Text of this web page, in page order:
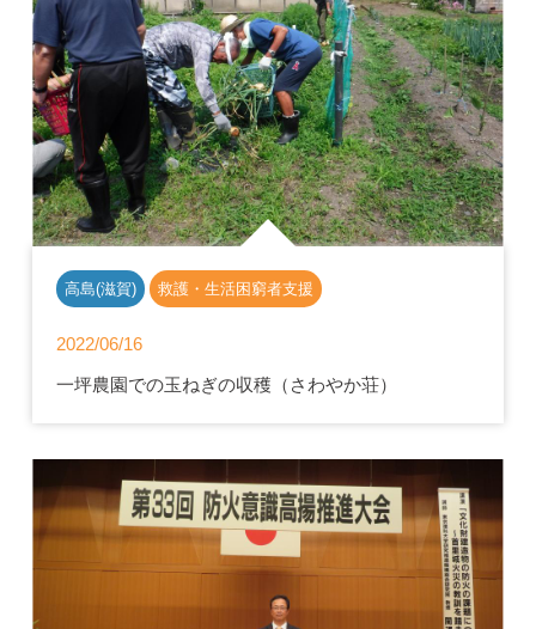
高島(滋賀) 救護・生活困窮者支援
2022/06/16
一坪農園での玉ねぎの収穫（さわやか荘）